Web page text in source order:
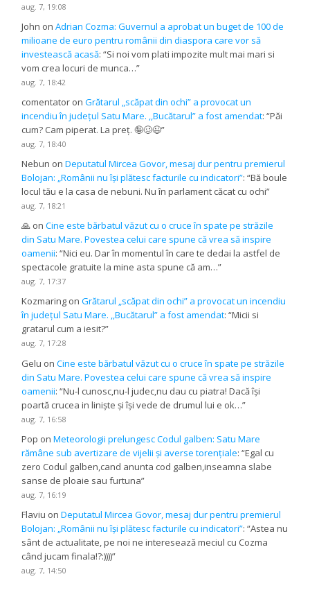
aug. 7, 19:08
John onAdrian Cozma: Guvernul a aprobat un buget de 100 de
milioane de euro pentru românii din diaspora care vor să
investească acasă: “Si noi vom plati impozite mult mai mari si
vom crea locuri de munca…”
aug. 7, 18:42
comentator onGrătarul „scăpat din ochi” a provocat un
incendiu în județul Satu Mare. ,,Bucătarul” a fost amendat: “Păi
cum? Cam piperat. La preț. 🤪🥴😉”
aug. 7, 18:40
Nebun onDeputatul Mircea Govor, mesaj dur pentru premierul
Bolojan: „Românii nu își plătesc facturile cu indicatori”: “Bă boule
locul tău e la casa de nebuni. Nu în parlament căcat cu ochi”
aug. 7, 18:21
🙏 onCine este bărbatul văzut cu o cruce în spate pe străzile
din Satu Mare. Povestea celui care spune că vrea să inspire
oamenii: “Nici eu. Dar în momentul în care te dedai la astfel de
spectacole gratuite la mine asta spune că am…”
aug. 7, 17:37
Kozmaring onGrătarul „scăpat din ochi” a provocat un incendiu
în județul Satu Mare. ,,Bucătarul” a fost amendat: “Micii si
gratarul cum a iesit?”
aug. 7, 17:28
Gelu onCine este bărbatul văzut cu o cruce în spate pe străzile
din Satu Mare. Povestea celui care spune că vrea să inspire
oamenii: “Nu-l cunosc,nu-l judec,nu dau cu piatra! Dacă își
poartă crucea in liniște și își vede de drumul lui e ok…”
aug. 7, 16:58
Pop onMeteorologii prelungesc Codul galben: Satu Mare
rămâne sub avertizare de vijelii și averse torențiale: “Egal cu
zero Codul galben,cand anunta cod galben,inseamna slabe
sanse de ploaie sau furtuna”
aug. 7, 16:19
Flaviu onDeputatul Mircea Govor, mesaj dur pentru premierul
Bolojan: „Românii nu își plătesc facturile cu indicatori”: “Astea nu
sânt de actualitate, pe noi ne interesează meciul cu Cozma
când jucam finala!?:))))”
aug. 7, 14:50